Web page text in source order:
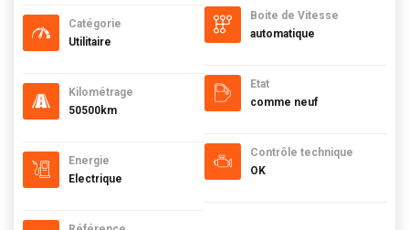
Catégorie
Utilitaire
Kilométrage
50500km
Energie
Electrique
Boite de Vitesse
automatique
Etat
comme neuf
Contrôle technique
OK